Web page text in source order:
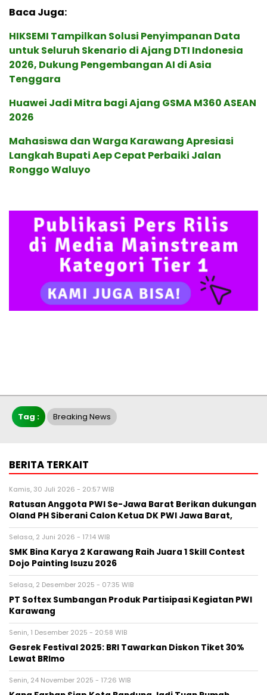
Baca Juga:
HIKSEMI Tampilkan Solusi Penyimpanan Data
untuk Seluruh Skenario di Ajang DTI Indonesia
2026, Dukung Pengembangan AI di Asia
Tenggara
Huawei Jadi Mitra bagi Ajang GSMA M360 ASEAN
2026
Mahasiswa dan Warga Karawang Apresiasi
Langkah Bupati Aep Cepat Perbaiki Jalan
Ronggo Waluyo
Tag : Breaking News
BERITA TERKAIT
Kamis, 30 Juli 2026 - 20:57 WIB
Ratusan Anggota PWI Se-Jawa Barat Berikan dukungan
Oland PH Siberani Calon Ketua DK PWI Jawa Barat,
Selasa, 2 Juni 2026 - 17:14 WIB
SMK Bina Karya 2 Karawang Raih Juara 1 Skill Contest
Dojo Painting Isuzu 2026
Selasa, 2 Desember 2025 - 07:35 WIB
PT Softex Sumbangan Produk Partisipasi Kegiatan PWI
Karawang
Senin, 1 Desember 2025 - 20:58 WIB
Gesrek Festival 2025: BRI Tawarkan Diskon Tiket 30%
Lewat BRImo
Senin, 24 November 2025 - 17:26 WIB